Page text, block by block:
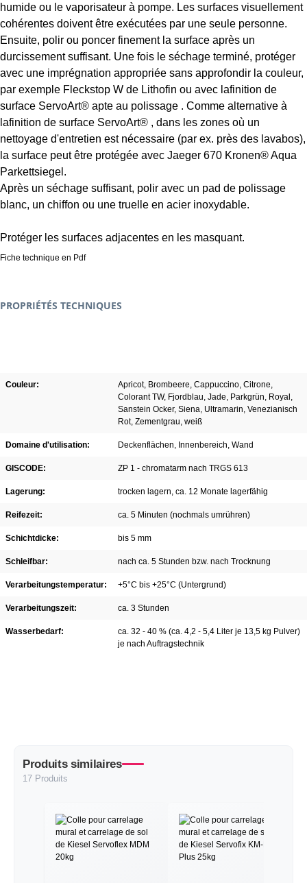
humide ou le vaporisateur à pompe. Les surfaces visuellement
cohérentes doivent être exécutées par une seule personne.
Ensuite, polir ou poncer finement la surface après un
durcissement suffisant. Une fois le séchage terminé, protéger
avec une imprégnation appropriée sans approfondir la couleur,
par exemple Fleckstop W de Lithofin ou avec lafinition de
surface ServoArt® apte au polissage . Comme alternative à
lafinition de surface ServoArt® , dans les zones où un
nettoyage d'entretien est nécessaire (par ex. près des lavabos),
la surface peut être protégée avec Jaeger 670 Kronen®Aqua
Parkettsiegel.
Après un séchage suffisant, polir avec un pad de polissage
blanc, un chiffon ou une truelle en acier inoxydable.
Protéger les surfaces adjacentes en les masquant.
Fiche technique en Pdf
PROPRIÉTÉS TECHNIQUES
Couleur: Apricot, Brombeere , Cappuccino , Citrone
Colorant TW, Fjordblau , Jade , Parkgrün , Royal
Sanstein Ocker, Siena , Ultramarin , Venezianisch
Rot, Zementgrau , weiß
Domaine d'utilisation: Deckenflächen , Innenbereich , Wand
GISCODE: ZP 1 - chromatarm nach TRGS 613
Lagerung: trocken lagern, ca. 12 Monate lagerfähig
Reifezeit: ca. 5 Minuten (nochmals umrühren)
Schichtdicke: bis 5 mm
Schleifbar: nach ca. 5 Stunden bzw. nach Trocknung
Verarbeitungstemperatur: +5°C bis +25°C (Untergrund)
Verarbeitungszeit: ca. 3 Stunden
Wasserbedarf:
ca. 32 - 40 % (ca. 4,2 - 5,4 Liter je 13,5 kg Pulver)
je nach Auftragstechnik
Produits similaires
17 Produits